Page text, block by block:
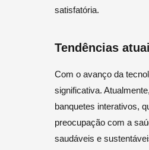
satisfatória.
Tendências
Com o avanço da
significativa.
banquetes interativos,
preocupação com a
saudáveis e